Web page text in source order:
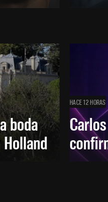
boda
HACE 12 HORAS